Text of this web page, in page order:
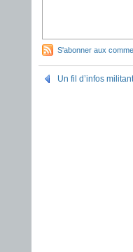
S'abonner aux
Un fil d’infos